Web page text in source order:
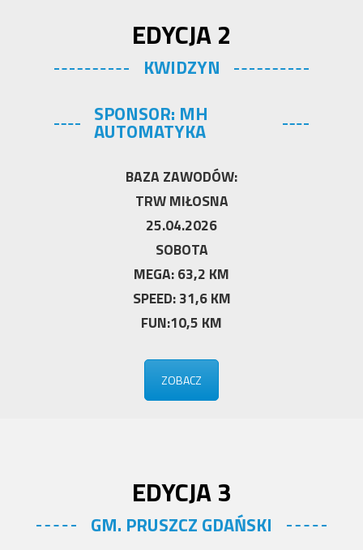
EDYCJA 2
KWIDZYN
SPONSOR: MH
AUTOMATYKA
BAZA ZAWODÓW:
TRW MIŁOSNA
25.04.2026
SOBOTA
MEGA: 63,2 KM
SPEED: 31,6 KM
FUN:10,5 KM
ZOBACZ
EDYCJA 3
GM. PRUSZCZ GDAŃSKI